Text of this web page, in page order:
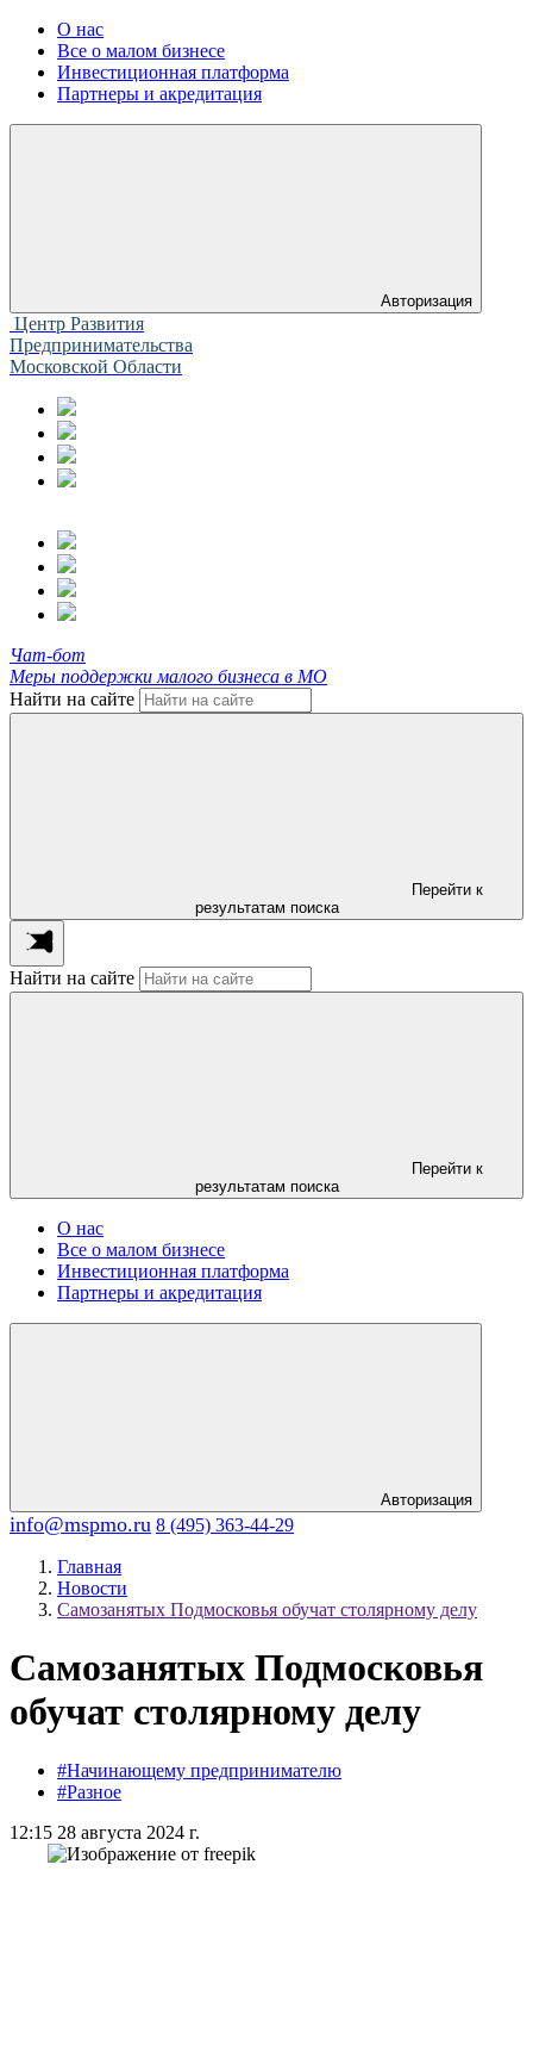
О нас
Все о малом бизнесе
Инвестиционная платформа
Партнеры и акредитация
Авторизация
Центр Развития
Предпринимательства
Московской Области
Чат-бот
Меры поддержки малого бизнеса в МО
Найти на сайте
Перейти к
результатам поиска
Найти на сайте
Перейти к
результатам поиска
О нас
Все о малом бизнесе
Инвестиционная платформа
Партнеры и акредитация
Авторизация
info@mspmo.ru 8 (495) 363-44-29
Главная
Новости
Самозанятых Подмосковья обучат столярному делу
Самозанятых Подмосковья
обучат столярному делу
#Начинающему предпринимателю
#Разное
12:15 28 августа 2024 г.